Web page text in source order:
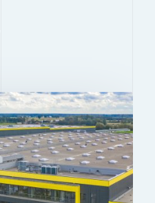
BUDOVA 1
34 540 M
2